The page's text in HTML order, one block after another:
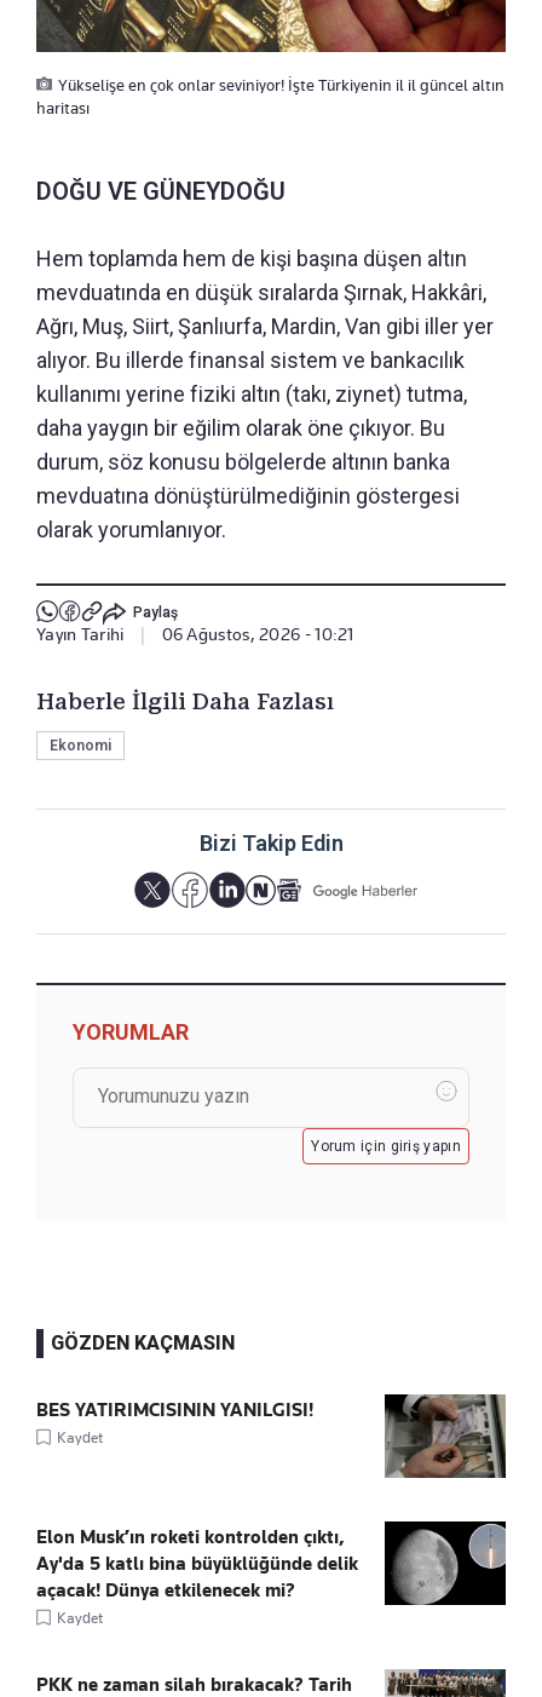
Yükselişe en çok onlar seviniyor! İşte Türkiyenin il il güncel altın
haritası
DOĞU VE GÜNEYDOĞU
Hem toplamda hem de kişi başına düşen altın
mevduatında en düşük sıralarda Şırnak, Hakkâri,
Ağrı, Muş, Siirt, Şanlıurfa, Mardin, Van gibi iller yer
alıyor. Bu illerde finansal sistem ve bankacılık
kullanımı yerine fiziki altın (takı, ziynet) tutma,
daha yaygın bir eğilim olarak öne çıkıyor. Bu
durum, söz konusu bölgelerde altının banka
mevduatına dönüştürülmediğinin göstergesi
olarak yorumlanıyor.
Paylaş
Yayın Tarihi 06 Ağustos, 2026 - 10:21
Haberle İlgili Daha Fazlası
Ekonomi
Bizi Takip Edin
YORUMLAR
Yorum için giriş yapın
GÖZDEN KAÇMASIN
BES YATIRIMCISININ YANILGISI!
Kaydet
Elon Musk’ın roketi kontrolden çıktı,
Ay'da 5 katlı bina büyüklüğünde delik
açacak! Dünya etkilenecek mi?
Kaydet
PKK ne zaman silah bırakacak? Tarih